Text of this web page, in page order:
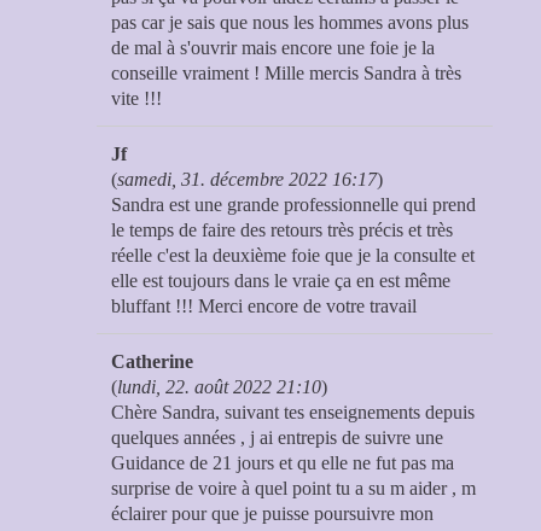
pas car je sais que nous les hommes avons plus
de mal à s'ouvrir mais encore une foie je la
conseille vraiment ! Mille mercis Sandra à très
vite !!!
Jf
(samedi, 31. décembre 2022 16:17)
Sandra est une grande professionnelle qui prend
le temps de faire des retours très précis et très
réelle c'est la deuxième foie que je la consulte et
elle est toujours dans le vraie ça en est même
bluffant !!! Merci encore de votre travail
Catherine
(lundi, 22. août 2022 21:10)
Chère Sandra, suivant tes enseignements depuis
quelques années , j ai entrepis de suivre une
Guidance de 21 jours et qu elle ne fut pas ma
surprise de voire à quel point tu a su m aider , m
éclairer pour que je puisse poursuivre mon